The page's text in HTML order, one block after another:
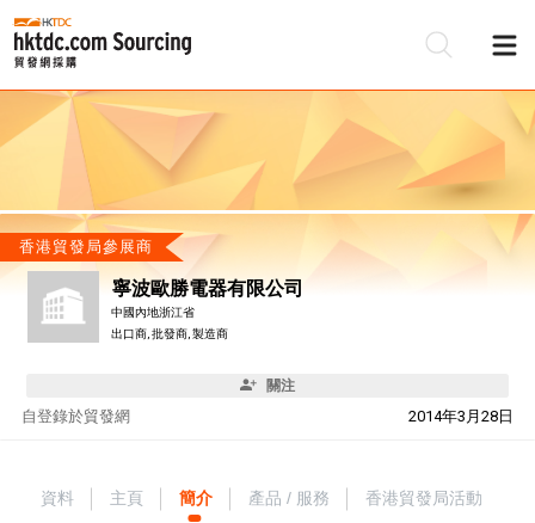
香港貿發局參展商
寧波歐勝電器有限公司
中國內地浙江省
出口商, 批發商, 製造商
關注
自 2014年3月28日
登錄於貿發網
資料 主頁 簡介 產品 / 服務 香港貿發局活動